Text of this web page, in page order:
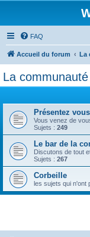
FAQ
Accueil du forum La
La communauté
Présentez vous
Vous venez de
Sujets : 249
Le bar de la
Discutons de tout
Sujets : 267
Corbeille
les sujets qui n'ont